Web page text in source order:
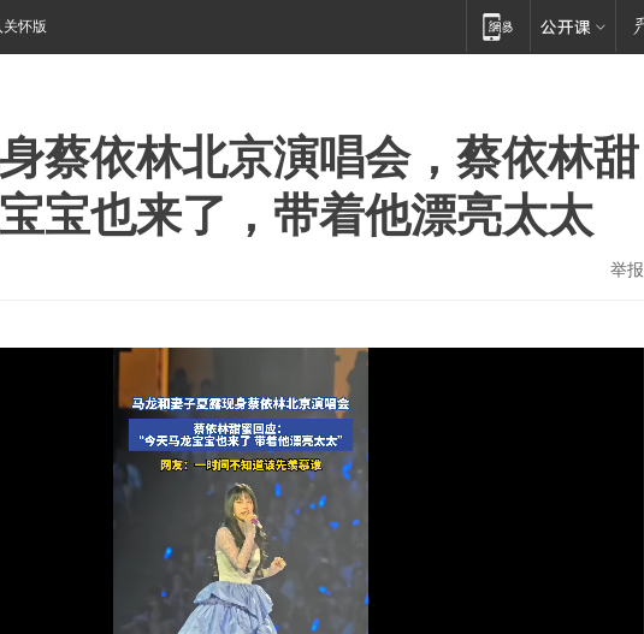
关怀版
蔡依林北京演唱会，蔡依林甜
宝也来了，带着他漂亮太太
举报